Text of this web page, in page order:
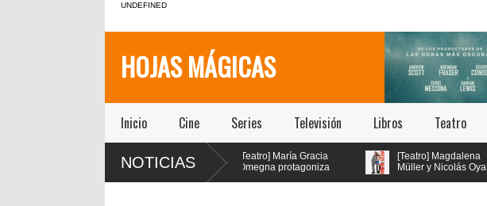
UNDEFINED
HOJAS MÁGICAS
Inicio Cine Series Televisión Libros Teatro
NOTICIAS
PA$$$TA(YO)BA$$$E!!!!
[Teatro] María Gracia
Omegna protagoniza
“Las cosas
[Teatro] Magdalena
Müller y Nicolás Oyarzún